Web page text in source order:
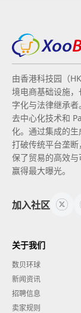
由香港科技园（
境电商基础设施
字化与法律继承
去中心化技术和
化。通过集成的生
打破传统平台垄断
保了贸易的高效
赢得最大曝光。
加入社区
关于我们
数贝环球
新闻资讯
招聘信息
卖家规则